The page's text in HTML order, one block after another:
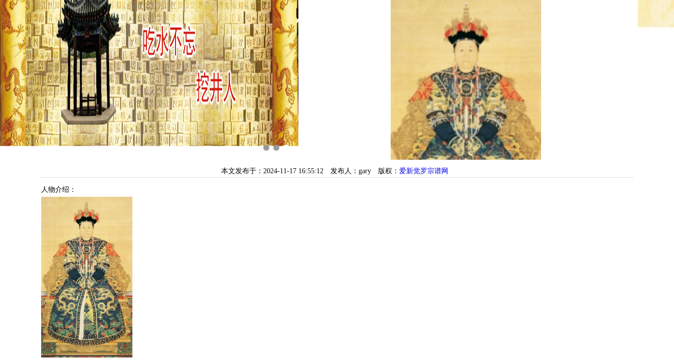
图片3
本文发布于：2024-11-17 16:55:12 发布人：gary 版权： 爱新觉罗宗谱网
人物介绍：